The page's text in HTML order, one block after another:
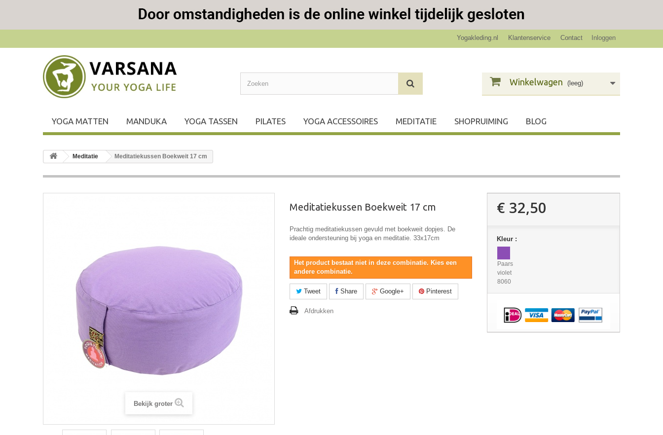
Inloggen
Contact
Klantenservice
Yogakleding.nl
Winkelwagen (leeg)
YOGA MATTEN MANDUKA YOGA TASSEN PILATES YOGA ACCESSOIRES MEDITATIE SHOPRUIMING BLOG
Meditatie Meditatiekussen Boekweit 17 cm
Bekijk groter
Meditatiekussen Boekweit 17 cm
Prachtig meditatiekussen gevuld met boekweit dopjes. De
ideale ondersteuning bij yoga en meditatie. 33x17cm
Het product bestaat niet in deze combinatie. Kies een
andere combinatie.
Tweet Share Google+ Pinterest
Afdrukken
€ 32,50
Kleur :
Paars
violet
8060